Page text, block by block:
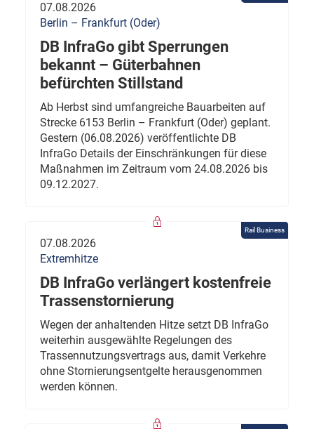
07.08.2026
Berlin – Frankfurt (Oder)
DB InfraGo gibt Sperrungen
bekannt – Güterbahnen
befürchten Stillstand
Ab Herbst sind umfangreiche Bauarbeiten auf
Strecke 6153 Berlin – Frankfurt (Oder) geplant.
Gestern (06.08.2026) veröffentlichte DB
InfraGo Details der Einschränkungen für diese
Maßnahmen im Zeitraum vom 24.08.2026 bis
09.12.2027.
Rail Business
07.08.2026
Extremhitze
DB InfraGo verlängert kostenfreie
Trassenstornierung
Wegen der anhaltenden Hitze setzt DB InfraGo
weiterhin ausgewählte Regelungen des
Trassennutzungsvertrags aus, damit Verkehre
ohne Stornierungsentgelte herausgenommen
werden können.